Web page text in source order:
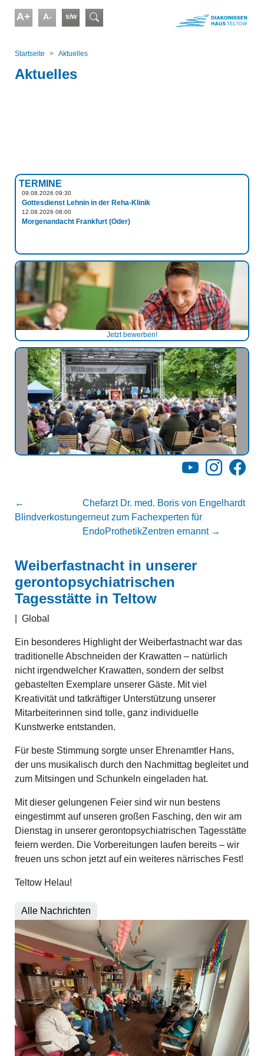
A+ A- s/w Suchformular
Startseite
Aktuelles
Aktuelles
TERMINE
09.08.2026 09:30
Gottesdienst Lehnin in der Reha-Klinik
12.08.2026 08:00
Morgenandacht Frankfurt (Oder)
Jetzt bewerben!
YouTubeInstagram
←
Blindverkostung
Chefarzt Dr. med. Boris von Engelhardt
erneut zum Fachexperten für
EndoProthetikZentren ernannt →
Weiberfastnacht in unserer
gerontopsychiatrischen
Tagesstätte in Teltow
Global
Ein besonderes Highlight der Weiberfastnacht war das
traditionelle Abschneiden der Krawatten – natürlich
nicht irgendwelcher Krawatten, sondern der selbst
gebastelten Exemplare unserer Gäste. Mit viel
Kreativität und tatkräftiger Unterstützung unserer
Mitarbeiterinnen sind tolle, ganz individuelle
Kunstwerke entstanden.
Für beste Stimmung sorgte unser Ehrenamtler Hans,
der uns musikalisch durch den Nachmittag begleitet und
zum Mitsingen und Schunkeln eingeladen hat.
Mit dieser gelungenen Feier sind wir nun bestens
eingestimmt auf unseren großen Fasching, den wir am
Dienstag in unserer gerontopsychiatrischen Tagesstätte
feiern werden. Die Vorbereitungen laufen bereits – wir
freuen uns schon jetzt auf ein weiteres närrisches Fest!
Teltow Helau!
Alle Nachrichten